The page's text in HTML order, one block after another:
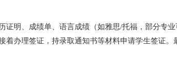
明、成绩单、语言成绩（如雅思/托福，部分专
办理签证，持录取通知书等材料申请学生签证